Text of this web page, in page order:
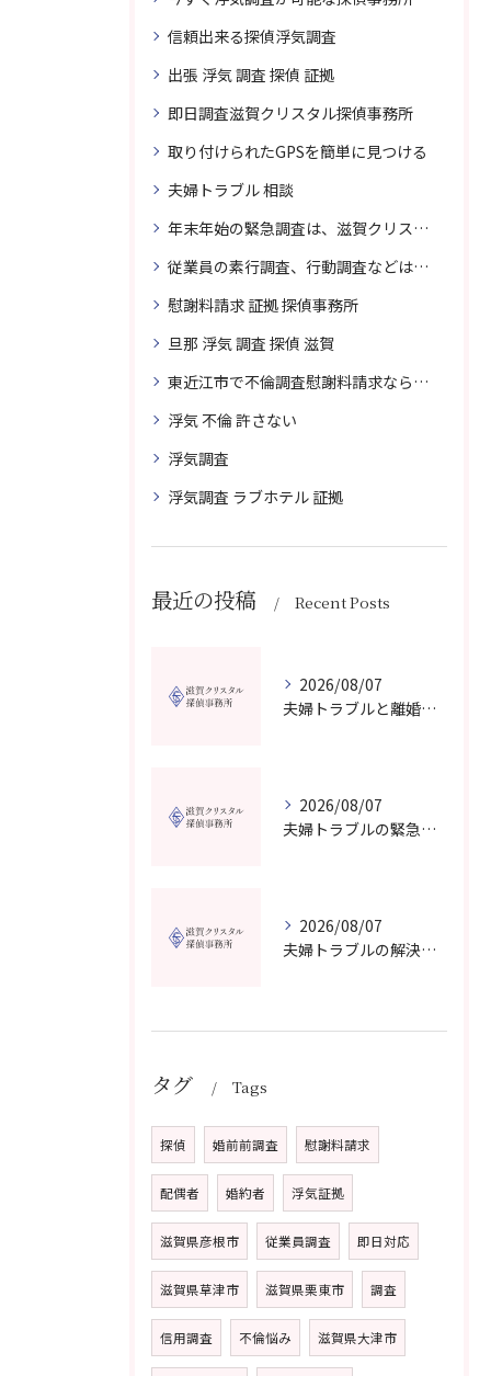
信頼出来る探偵浮気調査
出張 浮気 調査 探偵 証拠
即日調査滋賀クリスタル探偵事務所
取り付けられたGPSを簡単に見つける
夫婦トラブル 相談
年末年始の緊急調査は、滋賀クリスタル探偵事務所へご相談
従業員の素行調査、行動調査などは、滋賀クリスタル探偵事務所へまずは、ご相談
慰謝料請求 証拠 探偵事務所
旦那 浮気 調査 探偵 滋賀
東近江市で不倫調査慰謝料請求なら滋賀クリスタル探偵事務所へご相談
浮気 不倫 許さない
浮気調査
浮気調査 ラブホテル 証拠
最近の投稿 Recent Posts
2026/08/07
夫婦トラブルと離婚相談を滋賀県野洲市で費用や無料窓口の選び方まで詳しく解説
2026/08/07
夫婦トラブルの緊急相談を滋賀県甲賀市で今すぐ受けるための信頼できる窓口選びガイド
2026/08/07
夫婦トラブルの解決に役立つカウンセリングと滋賀県近江八幡市で相談先を選ぶコツ
タグ Tags
探偵 婚前前調査 慰謝料請求
配偶者 婚約者 浮気証拠
滋賀県彦根市 従業員調査 即日対応
滋賀県草津市 滋賀県栗東市 調査
信用調査 不倫悩み 滋賀県大津市